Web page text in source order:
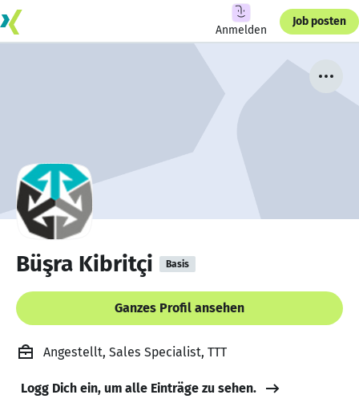
Anmelden
Job posten
Büşra Kibritçi Basis
Ganzes Profil ansehen
Angestellt, Sales Specialist, TTT
Logg Dich ein, um alle Einträge zu sehen.